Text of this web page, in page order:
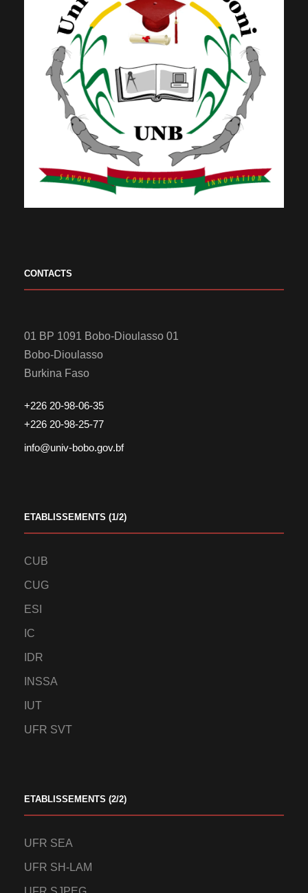
CONTACTS
01 BP 1091 Bobo-Dioulasso 01
Bobo-Dioulasso
Burkina Faso
+226 20-98-06-35
+226 20-98-25-77
info@univ-bobo.gov.bf
ETABLISSEMENTS (1/2)
CUB
CUG
ESI
IC
IDR
INSSA
IUT
UFR SVT
ETABLISSEMENTS (2/2)
UFR SEA
UFR SH-LAM